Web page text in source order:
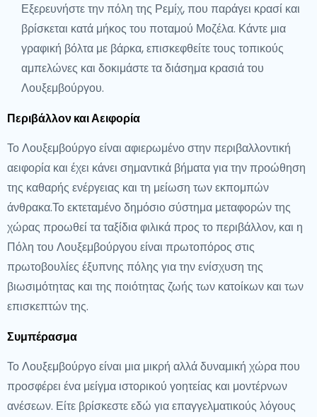
Εξερευνήστε την πόλη της Ρεμίχ, που παράγει κρασί και
βρίσκεται κατά μήκος του ποταμού Μοζέλα. Κάντε μια
γραφική βόλτα με βάρκα, επισκεφθείτε τους τοπικούς
αμπελώνες και δοκιμάστε τα διάσημα κρασιά του
Λουξεμβούργου.
Περιβάλλον και Αειφορία
Το Λουξεμβούργο είναι αφιερωμένο στην περιβαλλοντική
αειφορία και έχει κάνει σημαντικά βήματα για την προώθηση
της καθαρής ενέργειας και τη μείωση των εκπομπών
άνθρακα.Το εκτεταμένο δημόσιο σύστημα μεταφορών της
χώρας προωθεί τα ταξίδια φιλικά προς το περιβάλλον, και η
Πόλη του Λουξεμβούργου είναι πρωτοπόρος στις
πρωτοβουλίες έξυπνης πόλης για την ενίσχυση της
βιωσιμότητας και της ποιότητας ζωής των κατοίκων και των
επισκεπτών της.
Συμπέρασμα
Το Λουξεμβούργο είναι μια μικρή αλλά δυναμική χώρα που
προσφέρει ένα μείγμα ιστορικού γοητείας και μοντέρνων
ανέσεων. Είτε βρίσκεστε εδώ για επαγγελματικούς λόγους